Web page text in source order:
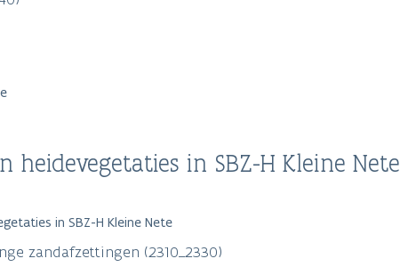
in SBZ-H Kleine Nete
in SBZ-H Kleine Nete
zandafzettingen (2310_2330)